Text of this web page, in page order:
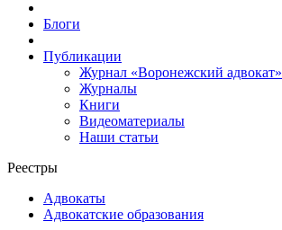
Блоги
Публикации
Журнал «Воронежский адвокат»
Журналы
Книги
Видеоматериалы
Наши статьи
Реестры
Адвокаты
Адвокатские образования